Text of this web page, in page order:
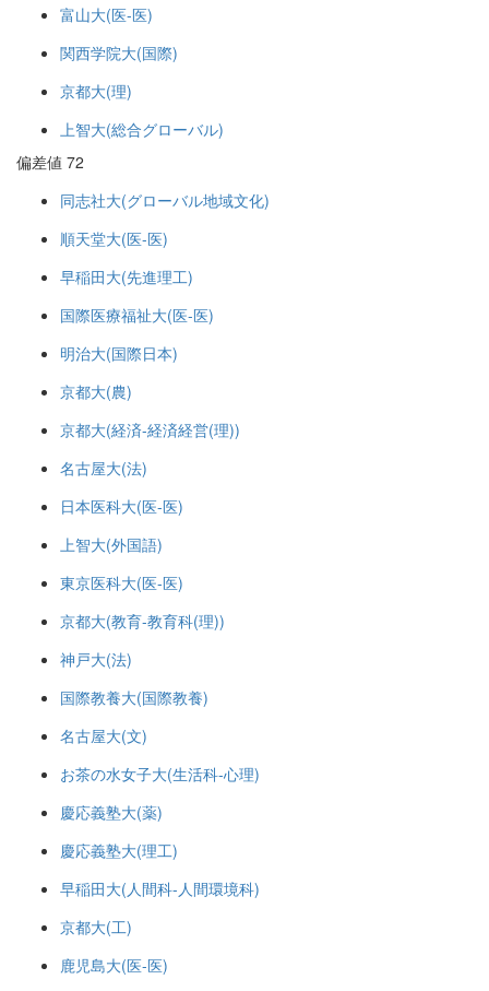
富山大(医-医)
関西学院大(国際)
京都大(理)
上智大(総合グローバル)
偏差値 72
同志社大(グローバル地域文化)
順天堂大(医-医)
早稲田大(先進理工)
国際医療福祉大(医-医)
明治大(国際日本)
京都大(農)
京都大(経済-経済経営(理))
名古屋大(法)
日本医科大(医-医)
上智大(外国語)
東京医科大(医-医)
京都大(教育-教育科(理))
神戸大(法)
国際教養大(国際教養)
名古屋大(文)
お茶の水女子大(生活科-心理)
慶応義塾大(薬)
慶応義塾大(理工)
早稲田大(人間科-人間環境科)
京都大(工)
鹿児島大(医-医)